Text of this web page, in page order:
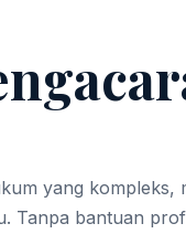
yang kompleks,
bantuan